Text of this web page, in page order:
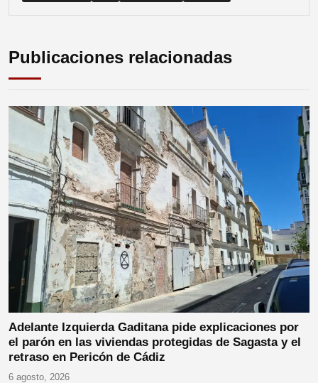
Publicaciones relacionadas
Adelante Izquierda Gaditana pide explicaciones por
el parón en las viviendas protegidas de Sagasta y el
retraso en Pericón de Cádiz
6 agosto, 2026